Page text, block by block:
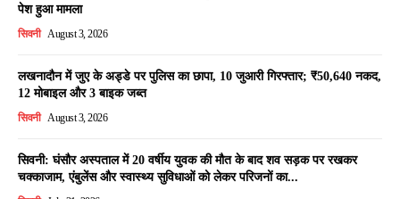
पेश हुआ मामला
सिवनी August 3, 2026
लखनादौन में जुए के अड्डे पर पुलिस का छापा, 10 जुआरी गिरफ्तार; ₹50,640 नकद,
12 मोबाइल और 3 बाइक जब्त
सिवनी August 3, 2026
सिवनी: घंसौर अस्पताल में 20 वर्षीय युवक की मौत के बाद शव सड़क पर रखकर
चक्काजाम, एंबुलेंस और स्वास्थ्य सुविधाओं को लेकर परिजनों का...